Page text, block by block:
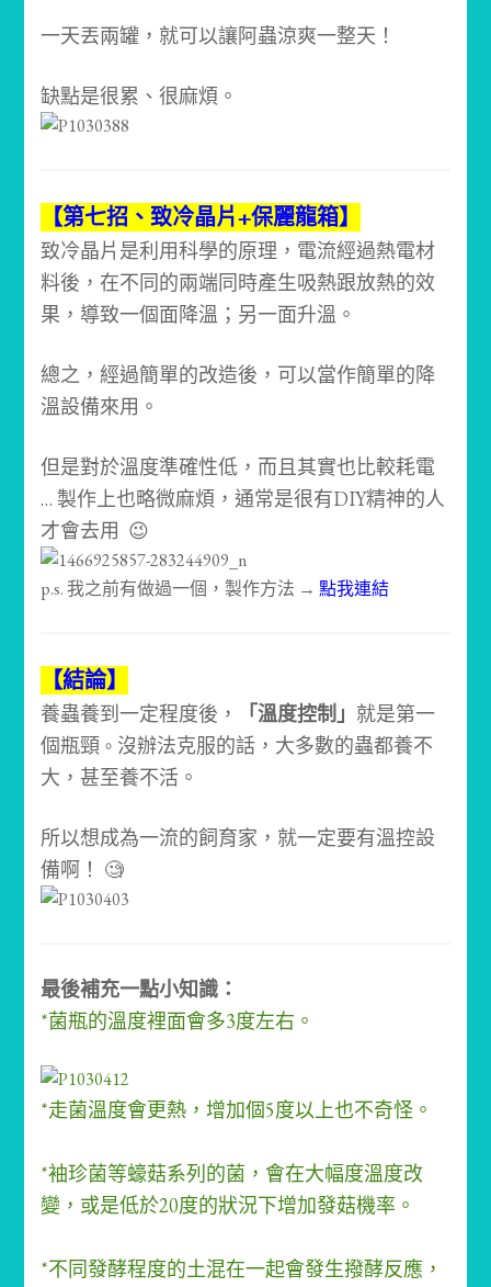
一天丟兩罐，就可以讓阿蟲涼爽一整天！
缺點是很累、很麻煩。
【第七招、致冷晶片+保麗龍箱】
致冷晶片是利用科學的原理，電流經過熱電材
料後，在不同的兩端同時產生吸熱跟放熱的效
果，導致一個面降溫；另一面升溫。
總之，經過簡單的改造後，可以當作簡單的降
溫設備來用。
但是對於溫度準確性低，而且其實也比較耗電
… 製作上也略微麻煩，通常是很有DIY精神的人
才會去用 😉
p.s. 我之前有做過一個，製作方法 →點我連結
【結論】
養蟲養到一定程度後， 「溫度控制」 就是第一
個瓶頸 。 沒辦法克服的話，大多數的蟲都養不
大，甚至養不活。
所以想成為一流的飼育家，就一定要有溫控設
備啊！ 🧐
最後補充一點小知識：
*菌瓶的溫度裡面會多3度左右。
*走菌溫度會更熱，增加個5度以上也不奇怪。
*袖珍菌等蠔菇系列的菌，會在大幅度溫度改
變，或是低於20度的狀況下增加發菇機率。
*不同發酵程度的土混在一起會發生撥酵反應，